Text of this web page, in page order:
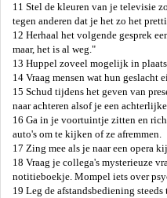
11 Stel de kleuren van je televisie
tegen anderen dat je het zo het
12 Herhaal het volgende gesprek
maar, het is al weg."
13 Huppel zoveel mogelijk in
14 Vraag mensen wat hun geslacht
15 Schud tijdens het geven van
naar achteren alsof je een
16 Ga in je voortuintje zitten en
auto's om te kijken of ze afremmen.
17 Zing mee als je naar een opera
18 Vraag je collega's mysterieuze
notitieboekje. Mompel iets over
19 Leg de afstandsbediening